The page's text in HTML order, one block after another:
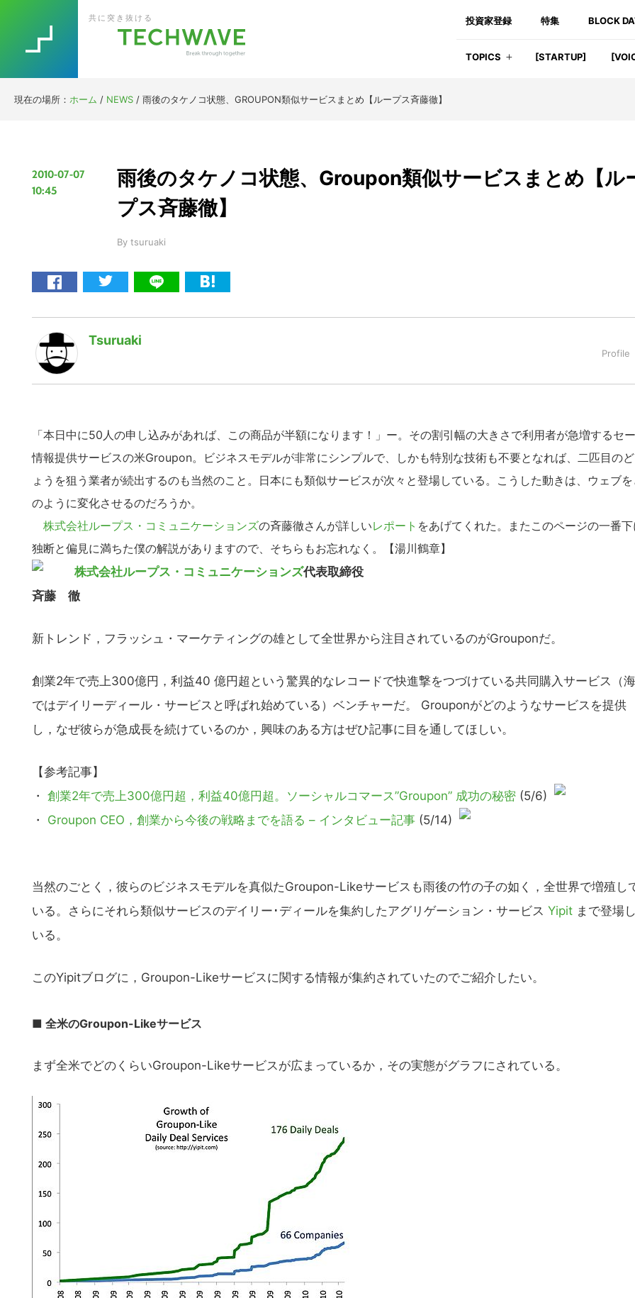
to
primary
to
main
to
primary
to
footer
投資家登録 特集 BLOCK
共に突き抜ける
TOPICS [STARTUP]
現在の場所： ホーム / NEWS / 雨後のタケノコ状態、GROUPON類似サービスまとめ【ループス斉藤徹】
2010-07-07
10:45
雨後のタケノコ状態、Groupon類似サービスまとめ【ル
プス斉藤徹】
By tsuruaki
Tsuruaki
「本日中に50人の申し込みがあれば、この商品が半額になります！」ー。その割引幅の大きさで利用者が急増するセ
情報提供サービスの米Groupon。ビジネスモデルが非常にシンプルで、しかも特別な技術も不要となれば、二匹目の
ょうを狙う業者が続出するのも当然のこと。日本にも類似サービスが次々と登場している。こうした動きは、ウェブ
のように変化させるのだろうか。
株式会社ループス・コミュニケーションズの斉藤徹さんが詳しいレポート をあげてくれた。またこのページの一番
独断と偏見に満ちた僕の解説がありますので、そちらもお忘れなく。【湯川鶴章】
株式会社ループス・コミュニケーションズ代表取締役
斉藤 徹
新トレンド，フラッシュ・マーケティングの雄として全世界から注目されているのがGrouponだ。
創業2年で売上300億円，利益40 億円超という驚異的なレコードで快進撃をつづけている共同購入サービス（
ではデイリーディール・サービスと呼ばれ始めている）ベンチャーだ。 Grouponがどのようなサービスを提供
し，なぜ彼らが急成長を続けているのか，興味のある方はぜひ記事に目を通してほしい。
【参考記事】
・ 創業2年で売上300億円超，利益40億円超。ソーシャルコマース”Groupon” 成功の秘密 (5/6)
・ Groupon CEO，創業から今後の戦略までを語る – インタビュー記事 (5/14)
当然のごとく，彼らのビジネスモデルを真似たGroupon-Likeサービスも雨後の竹の子の如く，全世界で増殖し
いる。さらにそれら類似サービスのデイリー･ディールを集約したアグリゲーション・サービス Yipit まで登場
いる。
このYipitブログに，Groupon-Likeサービスに関する情報が集約されていたのでご紹介したい。
■ 全米のGroupon-Likeサービス
まず全米でどのくらいGroupon-Likeサービスが広まっているか，その実態がグラフにされている。